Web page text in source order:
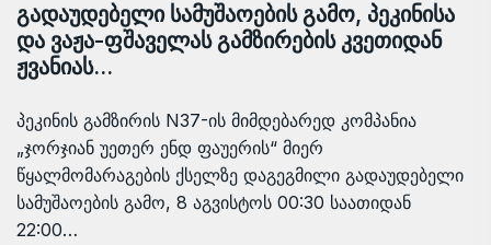
გადაუდებელი სამუშაოების გამო, პეკინისა
და ვაჟა-ფშაველას გამზირების კვეთიდან
ჟვანიას…
პეკინის გამზირის N37-ის მიმდებარედ კომპანია
„ჯორჯიან უეთერ ენდ ფაუერის“ მიერ
წყალმომარაგების ქსელზე დაგეგმილი გადაუდებელი
სამუშაოების გამო, 8 აგვისტოს 00:30 საათიდან
22:00…